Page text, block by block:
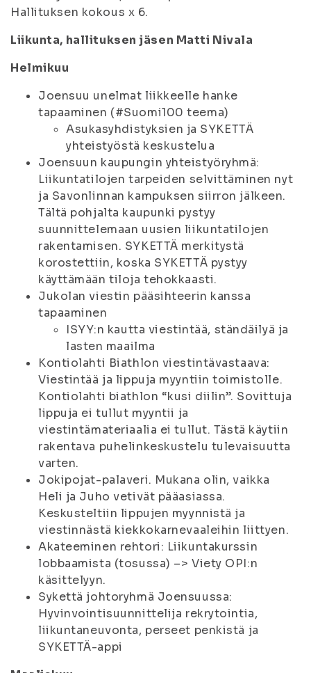
Hallituksen kokous x 6.
Liikunta, hallituksen jäsen Matti Nivala
Helmikuu
Joensuu unelmat liikkeelle hanke
tapaaminen (#Suomi100 teema)
Asukasyhdistyksien ja SYKETTÄ
yhteistyöstä keskustelua
Joensuun kaupungin yhteistyöryhmä:
Liikuntatilojen tarpeiden selvittäminen nyt
ja Savonlinnan kampuksen siirron jälkeen.
Tältä pohjalta kaupunki pystyy
suunnittelemaan uusien liikuntatilojen
rakentamisen. SYKETTÄ merkitystä
korostettiin, koska SYKETTÄ pystyy
käyttämään tiloja tehokkaasti.
Jukolan viestin pääsihteerin kanssa
tapaaminen
ISYY:n kautta viestintää, ständäilyä ja
lasten maailma
Kontiolahti Biathlon viestintävastaava:
Viestintää ja lippuja myyntiin toimistolle.
Kontiolahti biathlon “kusi diilin”. Sovittuja
lippuja ei tullut myyntii ja
viestintämateriaalia ei tullut. Tästä käytiin
rakentava puhelinkeskustelu tulevaisuutta
varten.
Jokipojat-palaveri. Mukana olin, vaikka
Heli ja Juho vetivät pääasiassa.
Keskusteltiin lippujen myynnistä ja
viestinnästä kiekkokarnevaaleihin liittyen.
Akateeminen rehtori: Liikuntakurssin
lobbaamista (tosussa) –> Viety OPI:n
käsittelyyn.
Sykettä johtoryhmä Joensuussa:
Hyvinvointisuunnittelija rekrytointia,
liikuntaneuvonta, perseet penkistä ja
SYKETTÄ-appi